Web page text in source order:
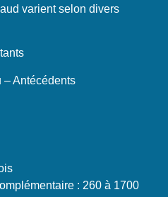
varient selon divers
– Antécédents
: 260 à 1700